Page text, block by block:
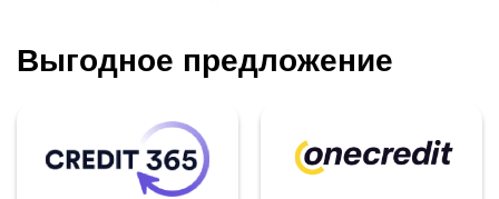
Выгодное предложение